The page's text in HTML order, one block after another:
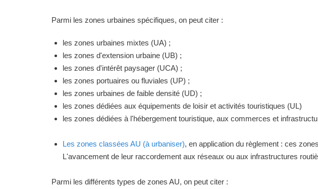
Parmi les zones urbaines spécifiques, on peut citer :
les zones urbaines mixtes (UA) ;
les zones d'extension urbaine (UB) ;
les zones d'intérêt paysager (UCA) ;
les zones portuaires ou fluviales (UP) ;
les zones urbaines de faible densité (UD) ;
les zones dédiées aux équipements de loisir et activités touristiques (UL)
les zones dédiées à l'hébergement touristique, aux commerces et
Les zones classées AU (à urbaniser), en application du règlement : ces
L'avancement de leur raccordement aux réseaux ou aux infrastructures
Parmi les différents types de zones AU, on peut citer :